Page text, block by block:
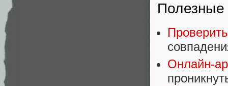
Полезные
Онлайн-